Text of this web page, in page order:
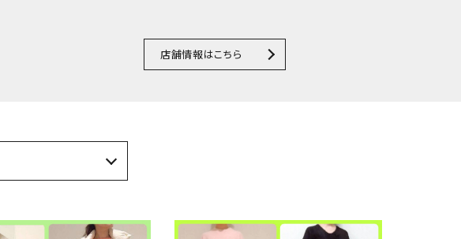
店舗情報はこちら